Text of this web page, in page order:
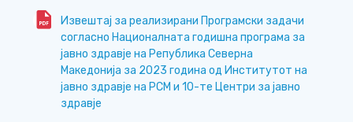
Извештај за реализирани Програмски задачи
согласно Националната годишна програма за
јавно здравје на Република Северна
Македонија за 2023 година од Институтот на
јавно здравје на РСМ и 10-те Центри за јавно
здравје